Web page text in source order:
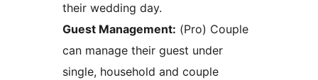
their wedding day.
Guest Management: (Pro) Couple
can manage their guest under
single, household and couple